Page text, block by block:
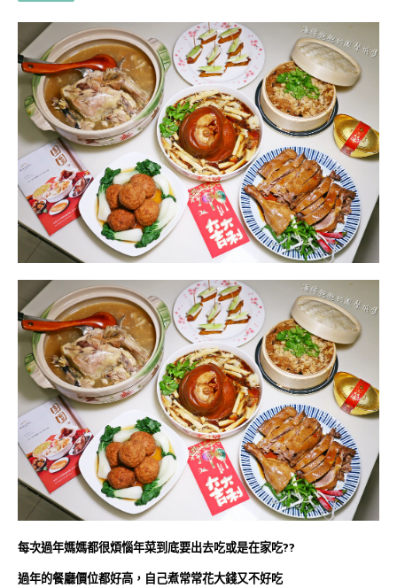
每次過年媽媽都很煩惱年菜到底要出去吃或是在家吃??
過年的餐廳價位都好高，自己煮常常花大錢又不好吃